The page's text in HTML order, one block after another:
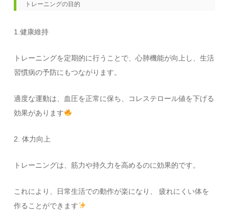
トレーニングの目的
1.健康維持
トレーニングを定期的に行うことで、心肺機能が向上し、生活
習慣病の予防にもつながります。
適度な運動は、血圧を正常に保ち、コレステロール値を下げる
効果があります
2. 体力向上
トレーニングは、筋力や持久力を高めるのに効果的です。
これにより、日常生活での動作が楽になり、 疲れにくい体を
作ることができます